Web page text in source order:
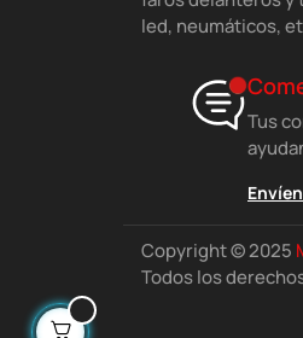
led, neumáticos,
Tus
Copyright © 2025
Todos los